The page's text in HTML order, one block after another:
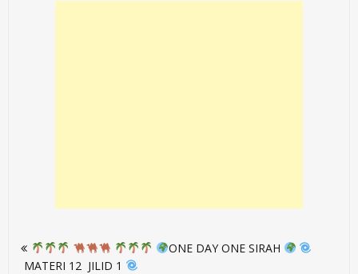
navigation
ONE DAY ONE SIRAH
MATERI 12 JILID 1